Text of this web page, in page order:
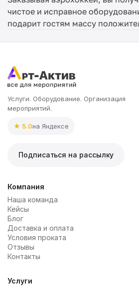
чистое и исправное
подарит гостям массу
Услуги. Оборудование. Организация
мероприятий.
★ 5.0на Яндексе
Подписаться на рассылку
Компания
Наша команда
Кейсы
Блог
Доставка и оплата
Условия проката
Отзывы
Контакты
Услуги